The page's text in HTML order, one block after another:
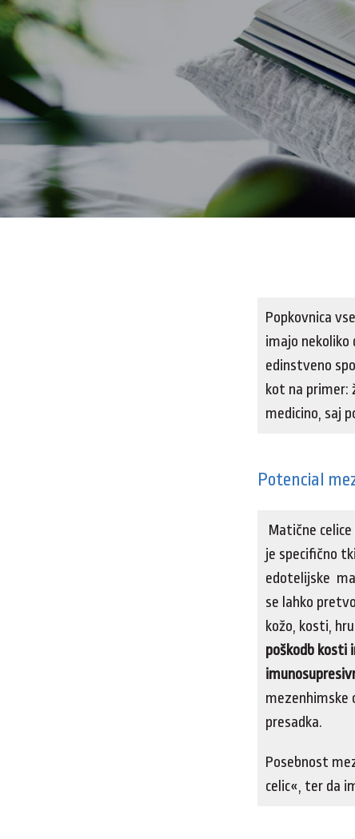
Popkovnica
imajo nekoliko
edinstveno
kot na primer:
medicino, saj
Potencial
Matične
je specifično
edotelijske
se lahko
kožo, kosti,
poškodb kosti
mezenhimske
presadka.
Posebnost
celic«, ter da